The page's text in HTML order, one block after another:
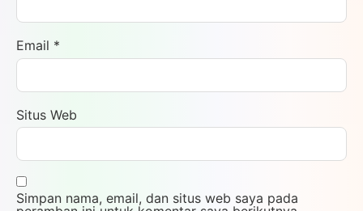
Email *
Situs Web
Simpan nama, email, dan situs web saya pada